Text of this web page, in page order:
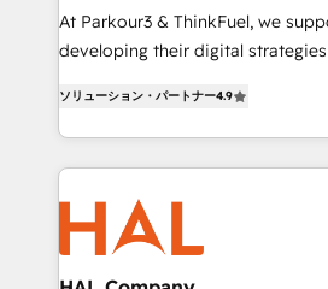
but small enough to listen. Our Services: HubSpot
implementations & data
Website design Let’s turn your CRM into your growth
engine!
At Parkour3 & ThinkFuel, we
developing their digital
sales processes to generate
from Strategy to Operations. We
onboarding and implementation,
& marketing automation, and
extensive experience working
and manufacturers since 2002,
empowering our clients and
ソリューション・パートナー4.9